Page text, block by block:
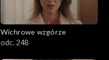
Wichrowe wzgórze
odc. 248